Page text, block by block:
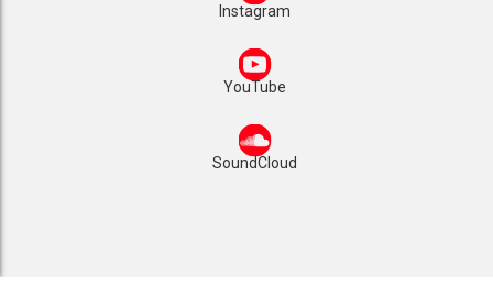
Instagram
YouTube
SoundCloud